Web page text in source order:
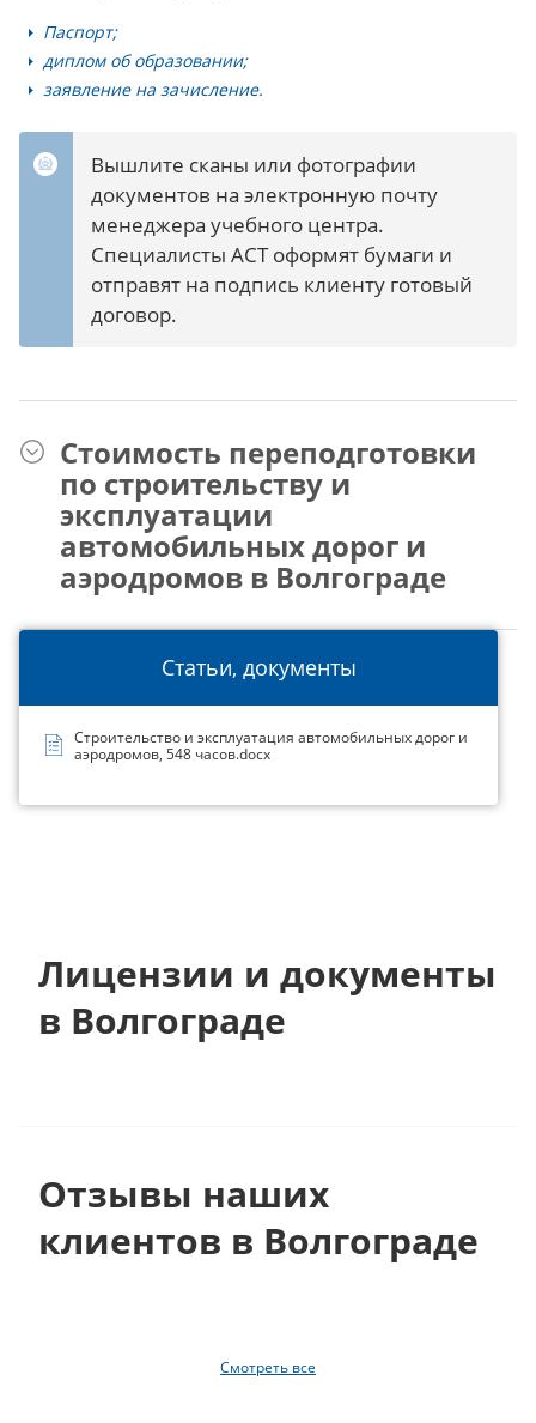
Статьи, документы
Строительство и эксплуатация автомобильных дорог и
аэродромов, 548 часов.docx
Паспорт;
диплом об образовании;
заявление на зачисление.
Вышлите сканы или фотографии
документов на электронную почту
менеджера учебного центра.
Специалисты АСТ оформят бумаги и
отправят на подпись клиенту готовый
договор.
Стоимость переподготовки
по строительству и
эксплуатации
автомобильных дорог и
аэродромов в Волгограде
Лицензии и документы
в Волгограде
Отзывы наших
клиентов в Волгограде
Смотреть все